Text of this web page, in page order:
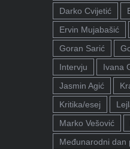
Darko Cvijetić
Ervin Mujabašić
Goran Sarić
Intervju
Ivana
Jasmin Agić
Kritika/esej
Marko Vešović
Međunarodni dan